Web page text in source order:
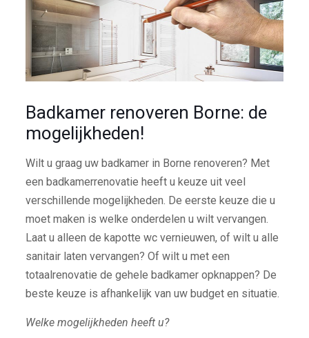
Badkamer renoveren Borne: de
mogelijkheden!
Wilt u graag uw badkamer in Borne renoveren? Met
een badkamerrenovatie heeft u keuze uit veel
verschillende mogelijkheden. De eerste keuze die u
moet maken is welke onderdelen u wilt vervangen.
Laat u alleen de kapotte wc vernieuwen, of wilt u alle
sanitair laten vervangen? Of wilt u met een
totaalrenovatie de gehele badkamer opknappen? De
beste keuze is afhankelijk van uw budget en situatie.
Welke mogelijkheden heeft u?